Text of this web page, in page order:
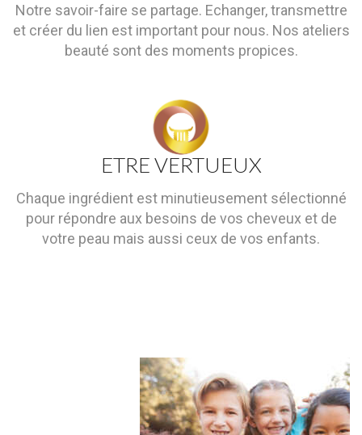
Notre savoir-faire se partage. Echanger, transmettre
et créer du lien est important pour nous. Nos ateliers
beauté sont des moments propices.
ETRE VERTUEUX
Chaque ingrédient est minutieusement sélectionné
pour répondre aux besoins de vos cheveux et de
votre peau mais aussi ceux de vos enfants.